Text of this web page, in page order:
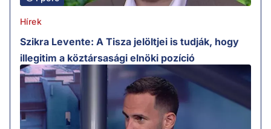
Hírek
Szikra Levente: A Tisza jelöltjei is tudják, hogy
illegitim a köztársasági elnöki pozíció